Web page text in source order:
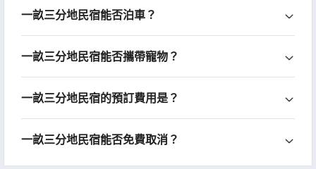
一畝三分地民宿能否泊車？
一畝三分地民宿能否攜帶寵物？
一畝三分地民宿的預訂費用是？
一畝三分地民宿能否免費取消？